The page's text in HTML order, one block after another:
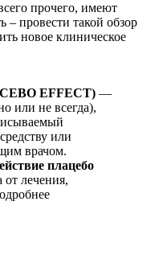
прочего, имеют
– провести такой обзор
новое клиническое
EFFECT) —
или не всегда),
или
врачом.
плацебо
от лечения,